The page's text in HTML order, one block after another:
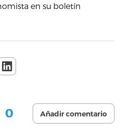
en su boletín
0 Añadir comentario